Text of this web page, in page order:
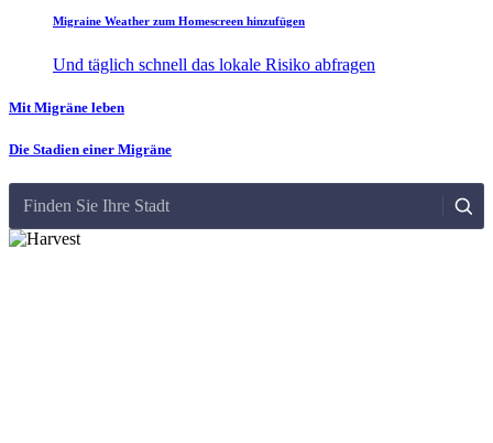
Migraine Weather zum Homescreen hinzufügen
Und täglich schnell das lokale Risiko abfragen
Mit Migräne leben
Die Stadien einer Migräne
Finden Sie Ihre Stadt